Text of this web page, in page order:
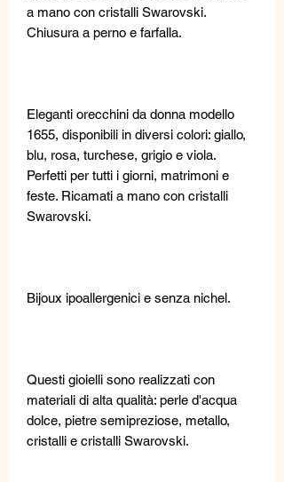
a mano con cristalli Swarovski.
Chiusura a perno e farfalla.
Eleganti orecchini da donna modello
1655, disponibili in diversi colori: giallo,
blu, rosa, turchese, grigio e viola.
Perfetti per tutti i giorni, matrimoni e
feste. Ricamati a mano con cristalli
Swarovski.
Bijoux ipoallergenici e senza nichel.
Questi gioielli sono realizzati con
materiali di alta qualità: perle d'acqua
dolce, pietre semipreziose, metallo,
cristalli e cristalli Swarovski.